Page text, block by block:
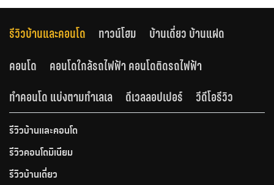
รีวิวบ้านและคอนโด ทาวน์โฮม
บ้านเดี่ยว บ้านแฝด
คอนโด
คอนโดใกล้รถไฟฟ้า คอนโดติดรถไฟฟ้า
ทำคอนโด แบ่งตามทำเลเล
ดีเวลลอปเปอร์ วีดีโอรีวิว
รีวิวบ้านและคอนโด
รีวิวคอนโดมิเนียม
รีวิวบ้านเดี่ยว